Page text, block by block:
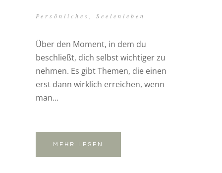
Persönliches Seelenleben
Über den Moment, in dem du
beschließt, dich selbst wichtiger zu
nehmen. Es gibt Themen, die einen
erst dann wirklich erreichen, wenn
man...
MEHR LESEN